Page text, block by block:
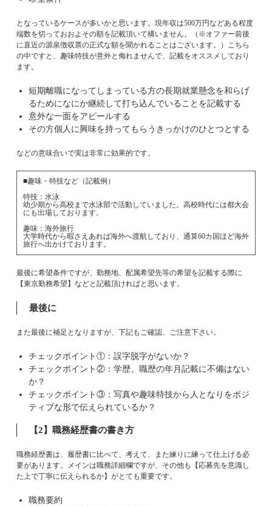
となっているケースが多いかと思います。現年収は500万円などある程度
端数を切っておおよその額を記載頂いて構いません。（※オファー前後
に直近の源泉徴収票の正式な額を聞かれることはございます。）こちら
の中ですと、趣味特技が意外と侮れませんで、記載をオススメしており
ます。
短期離職になってしまっている方の長期就業懸念を和らげ
るためになにか継続して打ち込んでいることを記載する
意外な一面をアピールする
その方個人に興味を持ってもらうきっかけのひとつとする
などの意味合いで実は非常に効果的です。
■趣味・特技など（記載例）
特技：水泳
幼少期から高校まで水泳部で活動していました。高校時代には都大会
にも出場しております。
趣味：海外旅行
大学時代から暇さえあれば海外へ渡航しており、通算60カ国ほど海外
旅行へ出かけております。
最後に希望条件ですが、勤務地、配属希望先等の希望を記載する際に
【東京勤務希望】などと記載頂ければと思います。
最後に
また最後に補足となりますが、下記もご確認、ご注意下さい。
チェックポイント①：誤字脱字がないか？
チェックポイント②：学歴、職歴の年月記載に不備はない
か？
チェックポイント③：写真や趣味特技から人となりをポジ
ティブな形で伝えられているか？
【2】職務経歴書の書き方
職務経歴書は、履歴書に比べて、考えて、また練りに練って仕上げる必
要があります。メインは職務詳細欄ですが、その他も【応募先を意識し
た上で丁寧に伝えられるか】がとても重要です。
職務要約